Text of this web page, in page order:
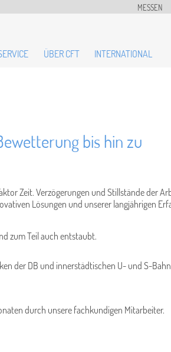
MESSEN
ÜBER CFT INTERNATIONAL
bis hin zu
Zeit. Verzögerungen und Stillstände der
Lösungen und unserer langjährigen
zum Teil auch entstaubt.
der DB und innerstädtischen U- und S-
durch unsere fachkundigen Mitarbeiter.